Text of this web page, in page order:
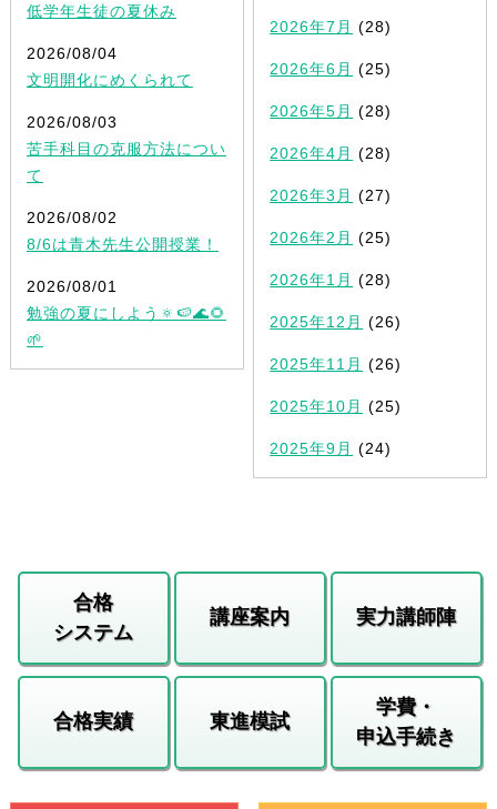
低学年生徒の夏休み
2026/08/04
文明開化にめくられて
2026/08/03
苦手科目の克服方法につい
て
2026/08/02
8/6は青木先生公開授業！
2026/08/01
勉強の夏にしよう🔅🍉🌊🌻
🌱
2026年7月 (28)
2026年6月 (25)
2026年5月 (28)
2026年4月 (28)
2026年3月 (27)
2026年2月 (25)
2026年1月 (28)
2025年12月 (26)
2025年11月 (26)
2025年10月 (25)
2025年9月 (24)
合格
システム
講座案内 実力講師陣
合格実績 東進模試
学費・
申込手続き